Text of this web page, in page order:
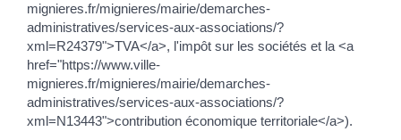
mignieres.fr/mignieres/mairie/demarches-
administratives/services-aux-associations/?
xml=R24379">TVA</a>, l'impôt sur les sociétés et la <a
href="https://www.ville-
mignieres.fr/mignieres/mairie/demarches-
administratives/services-aux-associations/?
xml=N13443">contribution économique territoriale</a>).